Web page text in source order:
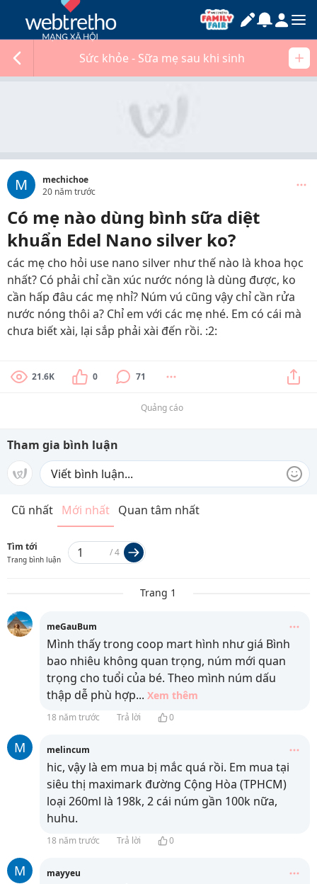
Sức khỏe - Sữa mẹ sau khi sinh
M
mechichoe
20 năm trước
Có mẹ nào dùng bình sữa diệt
khuẩn Edel Nano silver ko?
các mẹ cho hỏi use nano silver như thế nào là khoa học
nhất? Có phải chỉ cần xúc nước nóng là dùng được, ko
cần hấp đâu các mẹ nhỉ? Núm vú cũng vậy chỉ cần rửa
nước nóng thôi a? Chỉ em với các mẹ nhé. Em có cái mà
chưa biết xài, lại sắp phải xài đến rồi. :2:
21.6K 0 71
Quảng cáo
Tham gia bình luận
Cũ nhất Mới nhất Quan tâm nhất
Tìm tới
Trang bình luận
/4
Trang 1
meGauBum
Mình thấy trong coop mart hình như giá Bình
bao nhiêu không quan trọng, núm mới quan
trọng cho tuổi của bé. Theo mình núm dấu
thập dễ phù hợp... Xem thêm
18 năm trước Trả lời 0
M melincum
hic, vậy là em mua bị mắc quá rồi. Em mua tại
siêu thị maximark đường Cộng Hòa (TPHCM)
loại 260ml là 198k, 2 cái núm gần 100k nữa,
huhu.
18 năm trước Trả lời 0
M mayyeu